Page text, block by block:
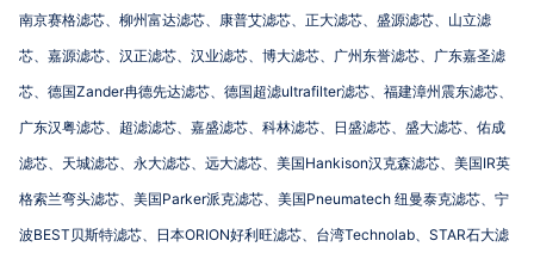
南京赛格滤芯、柳州富达滤芯、康普艾滤芯、正大滤芯、盛源滤芯、山立滤
芯、嘉源滤芯、汉正滤芯、汉业滤芯、博大滤芯、广州东誉滤芯、广东嘉圣滤
芯、德国Zander冉德先达滤芯、德国超滤ultrafilter滤芯、福建漳州震东滤芯、
广东汉粤滤芯、超滤滤芯、嘉盛滤芯、科林滤芯、日盛滤芯、盛大滤芯、佑成
滤芯、天城滤芯、永大滤芯、远大滤芯、美国 Hankison汉克森滤芯、美国 IR英
格索兰弯头滤芯、美国 Parker派克滤芯、美国 Pneumatech 纽曼泰克滤芯、宁
波BEST 贝斯特滤芯、日本ORION好利旺滤芯、台湾Technolab、 STAR石大滤